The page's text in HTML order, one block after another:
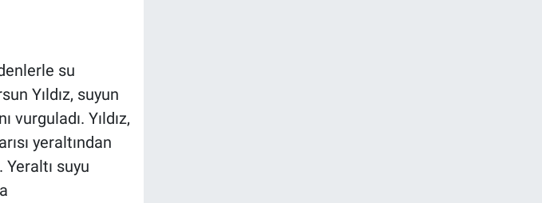
su
Yıldız, suyun
vurguladı. Yıldız,
yeraltından
suyu